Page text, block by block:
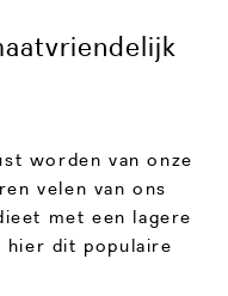
worden van onze
velen van ons
met een lagere
hier dit populaire